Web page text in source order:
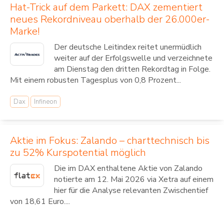
Hat-Trick auf dem Parkett: DAX zementiert
neues Rekordniveau oberhalb der 26.000er-
Marke!
Der deutsche Leitindex reitet unermüdlich
weiter auf der Erfolgswelle und verzeichnete
am Dienstag den dritten Rekordtag in Folge.
Mit einem robusten Tagesplus von 0,8 Prozent...
Dax Infineon
Aktie im Fokus: Zalando – charttechnisch bis
zu 52% Kurspotential möglich
Die im DAX enthaltene Aktie von Zalando
notierte am 12. Mai 2026 via Xetra auf einem
hier für die Analyse relevanten Zwischentief
von 18,61 Euro....